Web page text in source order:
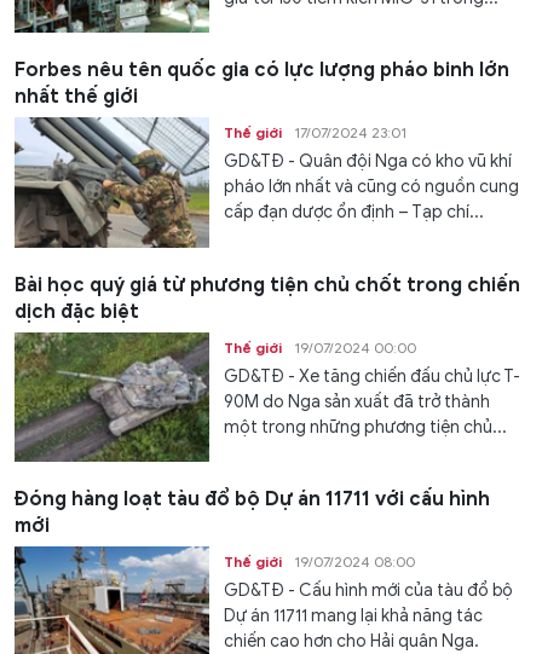
Forbes nêu tên quốc gia có lực lượng pháo binh lớn
nhất thế giới
Thế giới 17/07/2024 23:01
GD&TĐ - Quân đội Nga có kho vũ khí
pháo lớn nhất và cũng có nguồn cung
cấp đạn dược ổn định – Tạp chí...
Bài học quý giá từ phương tiện chủ chốt trong chiến
dịch đặc biệt
Thế giới 19/07/2024 00:00
GD&TĐ - Xe tăng chiến đấu chủ lực T-
90M do Nga sản xuất đã trở thành
một trong những phương tiện chủ...
Đóng hàng loạt tàu đổ bộ Dự án 11711 với cấu hình
mới
Thế giới 19/07/2024 08:00
GD&TĐ - Cấu hình mới của tàu đổ bộ
Dự án 11711 mang lại khả năng tác
chiến cao hơn cho Hải quân Nga.